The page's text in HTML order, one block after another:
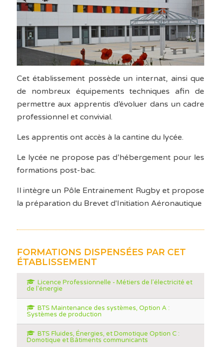
Cet établissement possède un internat, ainsi que
de nombreux équipements techniques afin de
permettre aux apprentis d’évoluer dans un cadre
professionnel et convivial.
Les apprentis ont accès à la cantine du lycée.
Le lycée ne propose pas d’hébergement pour les
formations post-bac.
Il intègre un Pôle Entrainement Rugby et propose
la préparation du Brevet d'Initiation Aéronautique
FORMATIONS DISPENSÉES PAR CET
ÉTABLISSEMENT
Licence Professionnelle - Métiers de l'électricité et
de l'énergie
BTS Maintenance des systèmes, Option A :
Systèmes de production
BTS Fluides, Énergies, et Domotique Option C :
Domotique et Bâtiments communicants